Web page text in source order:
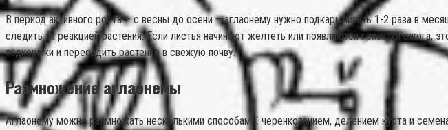
В период активного роста – с весны до осени – аглаонему нужно подкармливать 1-2 раза в
следить за реакцией растения. Если листья начинают желтеть или появляются признаки
подкормки и пересадить растение в свежую почву.
Размножение аглаонемы
Аглаонему можно размножать несколькими способами⁚ черенкованием, делением куста и